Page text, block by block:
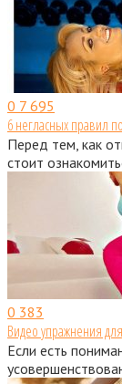
0 7 695
6 негласных правил
Перед тем, как
стоит
0 383
Видео упражнения
Если есть